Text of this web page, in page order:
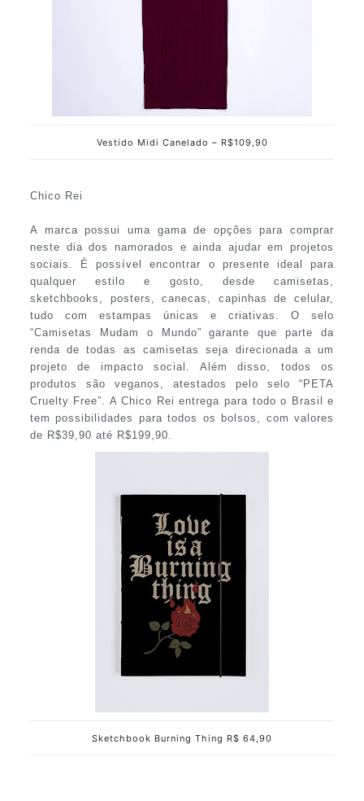
Vestido Midi Canelado – R$109,90
Chico Rei
A marca possui uma gama de opções para comprar
neste dia dos namorados e ainda ajudar em projetos
sociais. É possível encontrar o presente ideal para
qualquer estilo e gosto, desde camisetas,
sketchbooks, posters, canecas, capinhas de celular,
tudo com estampas únicas e criativas. O selo
“Camisetas Mudam o Mundo” garante que parte da
renda de todas as camisetas seja direcionada a um
projeto de impacto social. Além disso, todos os
produtos são veganos, atestados pelo selo “PETA
Cruelty Free”. A Chico Rei entrega para todo o Brasil e
tem possibilidades para todos os bolsos, com valores
de R$39,90 até R$199,90.
Sketchbook Burning Thing R$ 64,90